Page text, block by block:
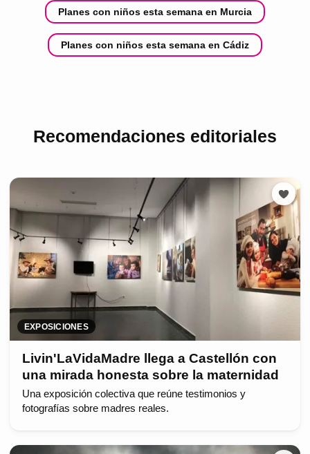
Planes con niños esta semana en Murcia
Planes con niños esta semana en Cádiz
Recomendaciones editoriales
EXPOSICIONES
Livin'LaVidaMadre llega a Castellón con
una mirada honesta sobre la maternidad
Una exposición colectiva que reúne testimonios y
fotografías sobre madres reales.